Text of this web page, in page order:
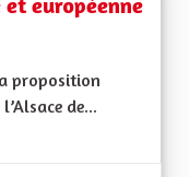
proposition
de...